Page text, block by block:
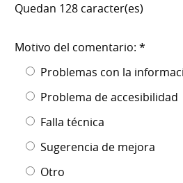
Quedan 128 caracter(es)
Motivo del comentario: *
Problemas con la
Problema de accesibilidad
Falla técnica
Sugerencia de mejora
Otro